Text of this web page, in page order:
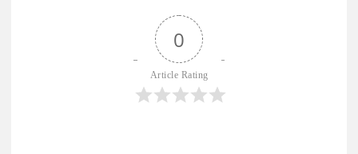
0
Article Rating